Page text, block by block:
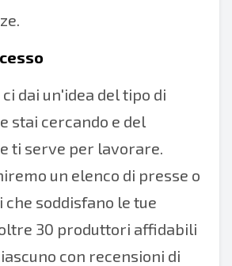
dai un'idea del tipo di
stai cercando e del
ti serve per lavorare.
un elenco di presse o
soddisfano le tue
30 produttori affidabili
con recensioni di